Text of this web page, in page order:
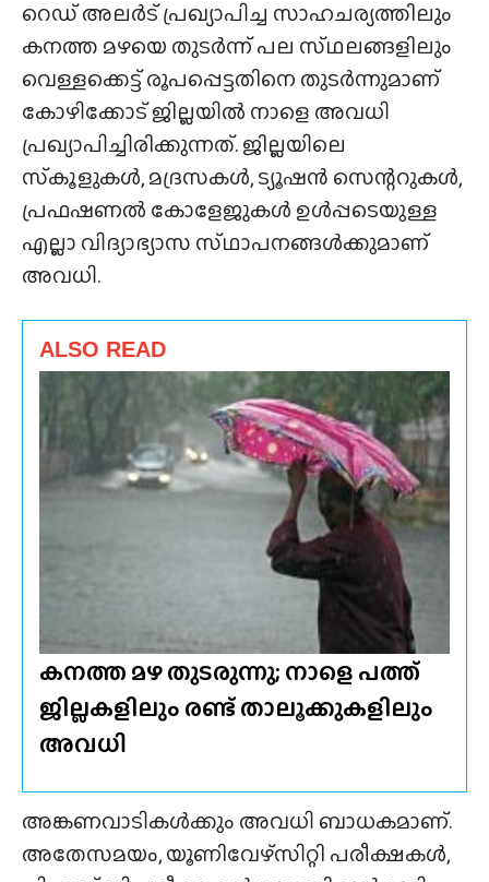
റെഡ് അലർട് പ്രഖ്യാപിച്ച സാഹചര്യത്തിലും
കനത്ത മഴയെ തുടർന്ന് പല സ്‌ഥലങ്ങളിലും
വെള്ളക്കെട്ട് രൂപപ്പെട്ടതിനെ തുടർന്നുമാണ്
കോഴിക്കോട് ജില്ലയിൽ നാളെ അവധി
പ്രഖ്യാപിച്ചിരിക്കുന്നത്. ജില്ലയിലെ
സ്‌കൂളുകൾ, മദ്രസകൾ, ട്യൂഷൻ സെന്ററുകൾ,
പ്രഫഷണൽ കോളേജുകൾ ഉൾപ്പടെയുള്ള
എല്ലാ വിദ്യാഭ്യാസ സ്‌ഥാപനങ്ങൾക്കുമാണ്
അവധി.
ALSO READ
കനത്ത മഴ തുടരുന്നു; നാളെ പത്ത്
ജില്ലകളിലും രണ്ട് താലൂക്കുകളിലും
അവധി
അങ്കണവാടികൾക്കും അവധി ബാധകമാണ്.
അതേസമയം, യൂണിവേഴ്‌സിറ്റി പരീക്ഷകൾ,